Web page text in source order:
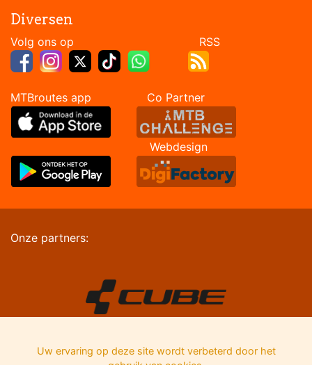
Diversen
Volg ons op RSS
MTBroutes app Co Partner
Webdesign
Onze partners:
Uw ervaring op deze site wordt verbeterd door het